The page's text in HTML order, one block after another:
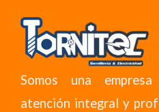
Somos una
atención integral y